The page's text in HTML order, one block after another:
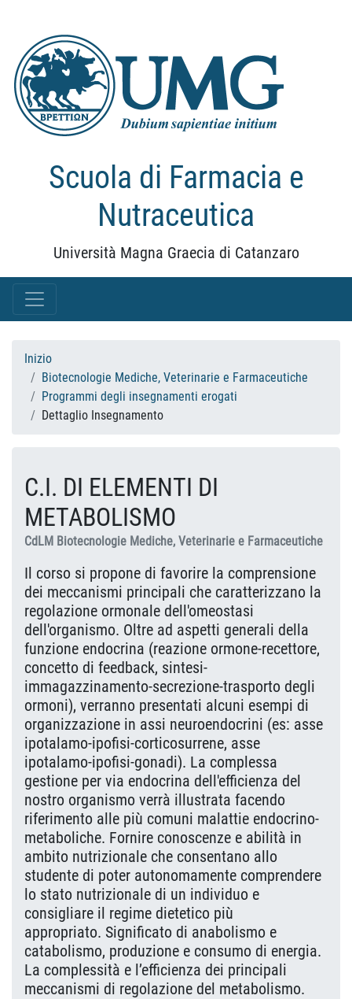
Scuola di Farmacia e
Nutraceutica
Università Magna Graecia di Catanzaro
Inizio
Biotecnologie Mediche, Veterinarie e Farmaceutiche
Programmi degli insegnamenti erogati
Dettaglio Insegnamento
C.I. DI ELEMENTI DI
METABOLISMO
CdLM Biotecnologie Mediche, Veterinarie e Farmaceutiche
Il corso si propone di favorire la comprensione
dei meccanismi principali che caratterizzano la
regolazione ormonale dell'omeostasi
dell'organismo. Oltre ad aspetti generali della
funzione endocrina (reazione ormone-recettore,
concetto di feedback, sintesi-
immagazzinamento-secrezione-trasporto degli
ormoni), verranno presentati alcuni esempi di
organizzazione in assi neuroendocrini (es: asse
ipotalamo-ipofisi-corticosurrene, asse
ipotalamo-ipofisi-gonadi). La complessa
gestione per via endocrina dell'efficienza del
nostro organismo verrà illustrata facendo
riferimento alle più comuni malattie endocrino-
metaboliche. Fornire conoscenze e abilità in
ambito nutrizionale che consentano allo
studente di poter autonomamente comprendere
lo stato nutrizionale di un individuo e
consigliare il regime dietetico più
appropriato. Significato di anabolismo e
catabolismo, produzione e consumo di energia.
La complessità e l’efficienza dei principali
meccanismi di regolazione del metabolismo.